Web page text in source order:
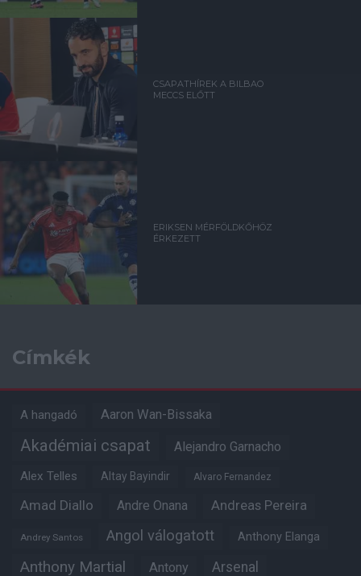
CSAPATHÍREK A BILBAO
MECCS ELŐTT
ERIKSEN MÉRFÖLDKŐHÖZ
ÉRKEZETT
Címkék
A hangadó Aaron Wan-Bissaka
Akadémiai csapat Alejandro Garnacho
Alex Telles Altay Bayindir Alvaro Fernandez
Amad Diallo Andre Onana Andreas Pereira
Andrey Santos Angol válogatott Anthony Elanga
Anthony Martial Antony Arsenal